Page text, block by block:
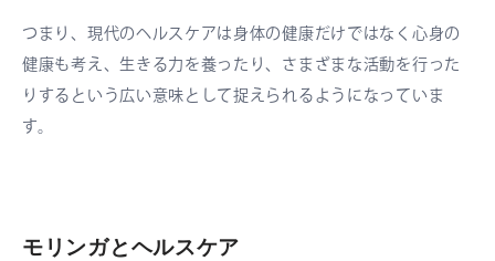
つまり、現代のヘルスケアは身体の健康だけではなく心身の
健康も考え、生きる力を養ったり、さまざまな活動を行った
りするという広い意味として捉えられるようになっていま
す。
モリンガとヘルスケア